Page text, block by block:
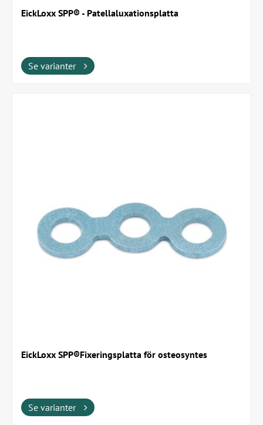
EickLoxx SPP® - Patellaluxationsplatta
Se varianter
EickLoxx SPP®Fixeringsplatta för osteosyntes
Se varianter